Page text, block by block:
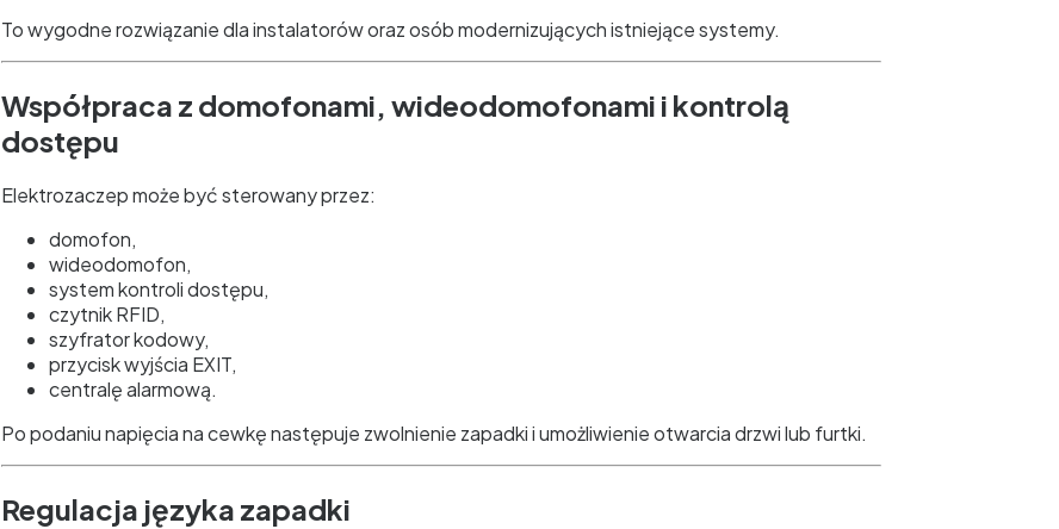
To wygodne rozwiązanie dla instalatorów oraz osób modernizujących istniejące systemy.
Współpraca z domofonami, wideodomofonami i kontrolą
dostępu
Elektrozaczep może być sterowany przez:
domofon,
wideodomofon,
system kontroli dostępu,
czytnik RFID,
szyfrator kodowy,
przycisk wyjścia EXIT,
centralę alarmową.
Po podaniu napięcia na cewkę następuje zwolnienie zapadki i umożliwienie otwarcia drzwi lub furtki.
Regulacja języka zapadki